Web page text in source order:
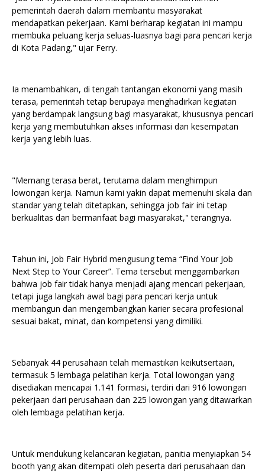
pemerintah daerah dalam membantu masyarakat
mendapatkan pekerjaan. Kami berharap kegiatan ini mampu
membuka peluang kerja seluas-luasnya bagi para pencari kerja
di Kota Padang," ujar Ferry.
Ia menambahkan, di tengah tantangan ekonomi yang masih
terasa, pemerintah tetap berupaya menghadirkan kegiatan
yang berdampak langsung bagi masyarakat, khususnya pencari
kerja yang membutuhkan akses informasi dan kesempatan
kerja yang lebih luas.
"Memang terasa berat, terutama dalam menghimpun
lowongan kerja. Namun kami yakin dapat memenuhi skala dan
standar yang telah ditetapkan, sehingga job fair ini tetap
berkualitas dan bermanfaat bagi masyarakat," terangnya.
Tahun ini, Job Fair Hybrid mengusung tema “Find Your Job
Next Step to Your Career”. Tema tersebut menggambarkan
bahwa job fair tidak hanya menjadi ajang mencari pekerjaan,
tetapi juga langkah awal bagi para pencari kerja untuk
membangun dan mengembangkan karier secara profesional
sesuai bakat, minat, dan kompetensi yang dimiliki.
Sebanyak 44 perusahaan telah memastikan keikutsertaan,
termasuk 5 lembaga pelatihan kerja. Total lowongan yang
disediakan mencapai 1.141 formasi, terdiri dari 916 lowongan
pekerjaan dari perusahaan dan 225 lowongan yang ditawarkan
oleh lembaga pelatihan kerja.
Untuk mendukung kelancaran kegiatan, panitia menyiapkan 54
booth yang akan ditempati oleh peserta dari perusahaan dan